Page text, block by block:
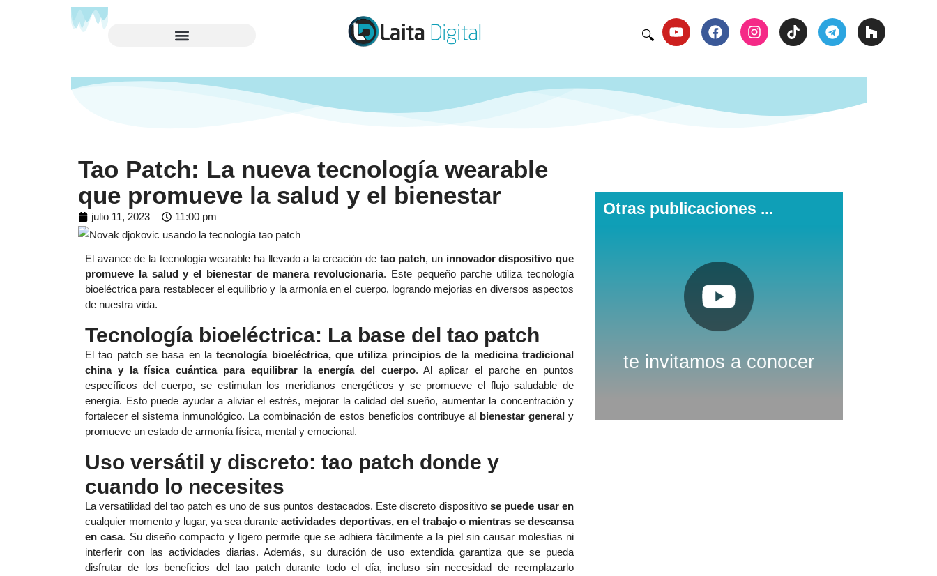
🔍
Tao Patch: La nueva tecnología wearable
que promueve la salud y el bienestar
julio 11, 2023 11:00 pm
El avance de la tecnología wearable ha llevado a la creación de tao patch, un innovador dispositivo que
promueve la salud y el bienestar de manera revolucionaria. Este pequeño parche utiliza tecnología
bioeléctrica para restablecer el equilibrio y la armonía en el cuerpo, logrando mejorias en diversos aspectos
de nuestra vida.
Tecnología bioeléctrica: La base del tao patch
El tao patch se basa en latecnología bioeléctrica, que utiliza principios de la medicina tradicional
china y la física cuántica para equilibrar la energía del cuerpo. Al aplicar el parche en puntos
específicos del cuerpo, se estimulan los meridianos energéticos y se promueve el flujo saludable de
energía. Esto puede ayudar a aliviar el estrés, mejorar la calidad del sueño, aumentar la concentración y
fortalecer el sistema inmunológico. La combinación de estos beneficios contribuye albienestar generaly
promueve un estado de armonía física, mental y emocional.
Uso versátil y discreto: tao patch donde y
cuando lo necesites
La versatilidad del tao patch es uno de sus puntos destacados. Este discreto dispositivo se puede usar en
cualquier momento y lugar, ya sea duranteactividades deportivas, en el trabajo o mientras se descansa
en casa. Su diseño compacto y ligero permite que se adhiera fácilmente a la piel sin causar molestias ni
interferir con las actividades diarias. Además, su duración de uso extendida garantiza que se pueda
disfrutar de los beneficios del tao patch durante todo el día, incluso sin necesidad de reemplazarlo
Otras publicaciones ...
te invitamos a conocer
Nuestro canal de
Youtube
Pulsa aquí